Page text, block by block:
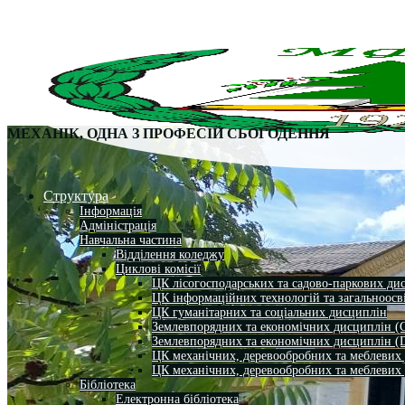
Структура
Інформація
Адміністрація
Навчальна частина
Відділення коледжу
Циклові комісії
ЦК лісогосподарських та садово-паркових
ЦК інформаційних технологій та
ЦК гуманітарних та соціальних дисциплін
Землевпорядних та економічних дисциплін
Землевпорядних та економічних дисциплін
ЦК механічних, деревообробних та
ЦК механічних, деревообробних та
Бібліотека
Електронна бібліотека
МЕХАНІК, ОДНА З ПРОФЕСІЙ СЬОГОДЕННЯ